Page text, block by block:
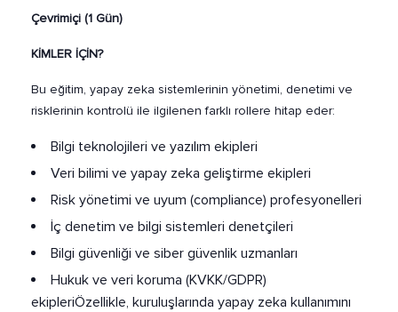
Çevrimiçi (1 Gün)
KİMLER İÇİN?
Bu eğitim, yapay zeka sistemlerinin yönetimi, denetimi ve
risklerinin kontrolü ile ilgilenen farklı rollere hitap eder:
Bilgi teknolojileri ve yazılım ekipleri
Veri bilimi ve yapay zeka geliştirme ekipleri
Risk yönetimi ve uyum (compliance) profesyonelleri
İç denetim ve bilgi sistemleri denetçileri
Bilgi güvenliği ve siber güvenlik uzmanları
Hukuk ve veri koruma (KVKK/GDPR)
ekipleriÖzellikle, kuruluşlarında yapay zeka kullanımını